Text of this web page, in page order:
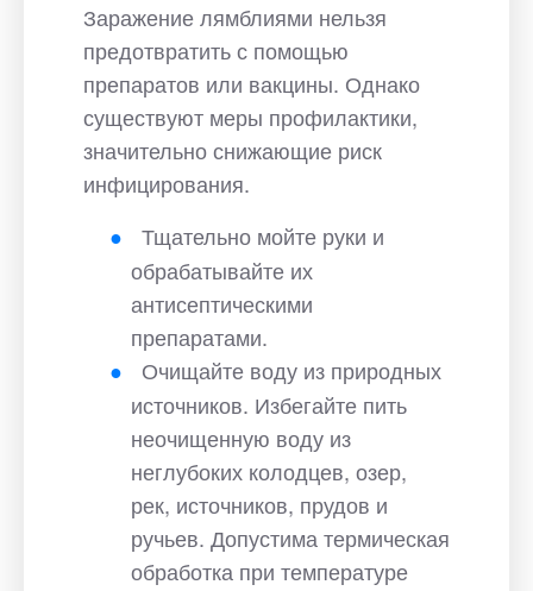
Заражение лямблиями нельзя
предотвратить с помощью
препаратов или вакцины. Однако
существуют меры профилактики,
значительно снижающие риск
инфицирования.
Тщательно мойте руки и
обрабатывайте их
антисептическими
препаратами.
Очищайте воду из природных
источников. Избегайте пить
неочищенную воду из
неглубоких колодцев, озер,
рек, источников, прудов и
ручьев. Допустима термическая
обработка при температуре